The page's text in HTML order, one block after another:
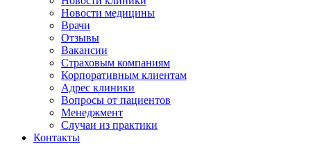
Новости медицины
Врачи
Отзывы
Вакансии
Страховым компаниям
Корпоративным клиентам
Адрес клиники
Вопросы от пациентов
Менеджмент
Случаи из практики
Контакты